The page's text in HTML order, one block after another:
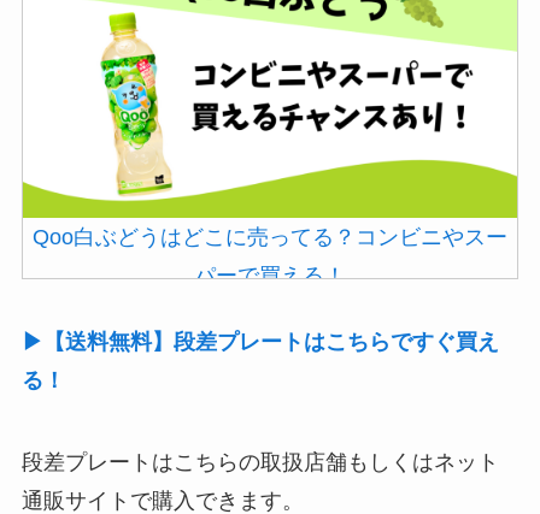
Qoo白ぶどうはどこに売ってる？コンビニやスー
パーで買える！
▶【送料無料】段差プレートはこちらですぐ買え
る！
段差プレートはこちらの取扱店舗もしくはネット
通販サイトで購入できます。